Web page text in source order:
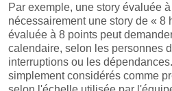
Par exemple, une story évaluée
nécessairement une story de « 8
évaluée à 8 points peut
calendaire, selon les personnes
interruptions ou les
simplement considérés comme